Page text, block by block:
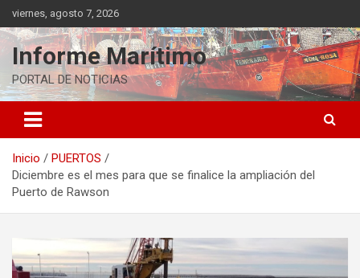
Saltar
al
contenido
viernes, agosto 7, 2026
Informe Marítimo
PORTAL DE NOTICIAS
Inicio
PUERTOS
Diciembre es el mes para que se finalice la ampliación del
Puerto de Rawson